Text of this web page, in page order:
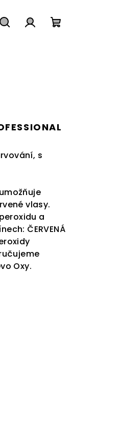
s
vlasy.
a
ČERVENÁ
Oxy.